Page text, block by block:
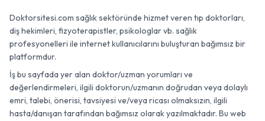
Doktorsitesi.com sağlık sektöründe hizmet veren tıp doktorları,
diş hekimleri, fizyoterapistler, psikologlar vb. sağlık
profesyonelleri ile internet kullanıcılarını buluşturan bağımsız bir
platformdur.
İş bu sayfada yer alan doktor/uzman yorumları ve
değerlendirmeleri, ilgili doktorun/uzmanın doğrudan veya dolaylı
emri, talebi, önerisi, tavsiyesi ve/veya ricası olmaksızın, ilgili
hasta/danışan tarafından bağımsız olarak yazılmaktadır. Bu web